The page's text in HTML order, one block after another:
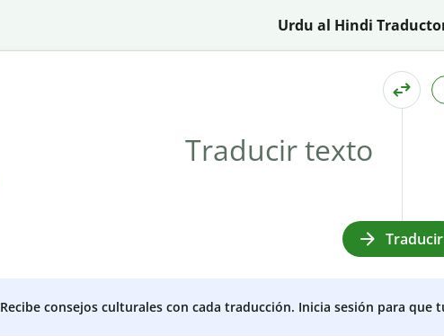
Urdu al Hindi
Traducir
Recibe consejos culturales con cada traducción. Inicia sesión para que